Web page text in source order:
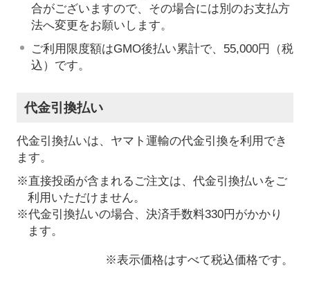
合がございますので、その場合には別のお支払方
法へ変更をお願いします。
ご利用限度額はGMO後払い累計で、55,000円（税
込）です。
代金引換払い
代金引換払いは、ヤマト運輸の代金引換を利用でき
ます。
※直接投函が含まれるご注文は、代金引換払いをご
利用いただけません。
※代金引換払いの場合、決済手数料330円がかかり
ます。
※表示価格はすべて税込価格です。